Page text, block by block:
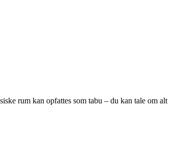
rum kan opfattes som tabu – du kan tale om alt